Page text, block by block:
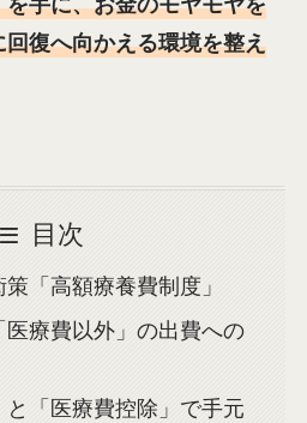
復へ向かえる環境を整え
目次
「高額療養費制度」
療費以外」の出費への
と「医療費控除」で手元